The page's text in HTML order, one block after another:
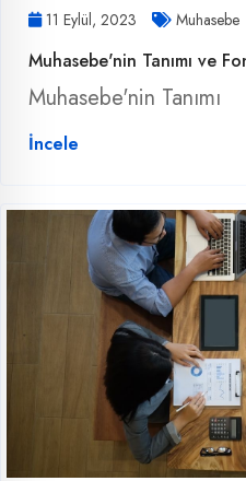
11 Eylül, 2023 Muhasebe
Muhasebe'nin Tanımı ve
Muhasebe'nin Tanımı
İncele